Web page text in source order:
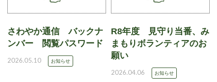
さわやか通信 バックナ
ンバー 閲覧パスワード
2026.05.10 お知らせ
R8年度 見守り当番、み
まもりボランティアのお
願い
2026.04.06 お知らせ